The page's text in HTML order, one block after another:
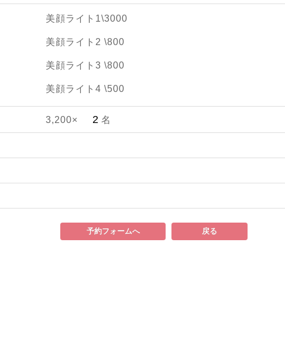
美顔ライト1\3000
美顔ライト2 \800
美顔ライト3 \800
美顔ライト4 \500
3,200× 名